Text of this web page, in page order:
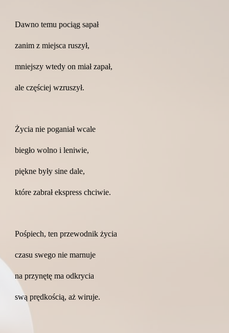
Dawno temu pociąg sapał
zanim z miejsca ruszył,
mniejszy wtedy on miał zapał,
ale częściej wzruszył.
Życia nie poganiał wcale
biegło wolno i leniwie,
piękne były sine dale,
które zabrał ekspress chciwie.
Pośpiech, ten przewodnik życia
czasu swego nie marnuje
na przynętę ma odkrycia
swą prędkością, aż wiruje.